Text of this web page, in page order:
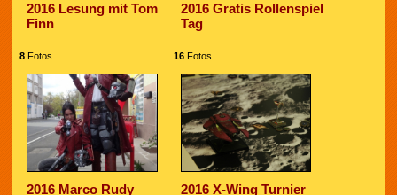
2016 Lesung mit Tom
Finn
8Fotos
2016 Gratis Rollenspiel
Tag
16Fotos
2016 Marco Rudy 2016 X-Wing Turnier